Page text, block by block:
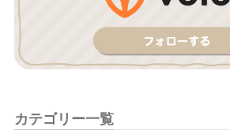
カテゴリー一覧